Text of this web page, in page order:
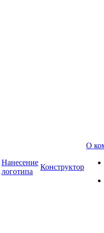
Нанесение
логотипа
Конструктор
О